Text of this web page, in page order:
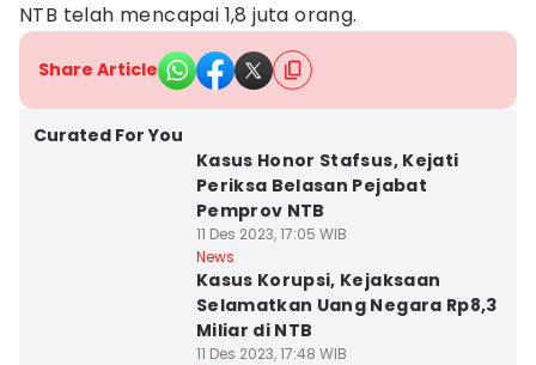
NTB telah mencapai 1,8 juta orang.
Share Article
Curated For You
Kasus Honor Stafsus, Kejati
Periksa Belasan Pejabat
Pemprov NTB
11 Des 2023, 17:05 WIB
News
Kasus Korupsi, Kejaksaan
Selamatkan Uang Negara Rp8,3
Miliar di NTB
11 Des 2023, 17:48 WIB